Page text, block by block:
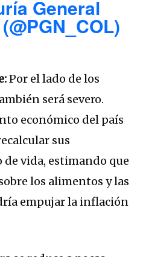
General
Por el lado de los
será severo.
económico del país
sus
de vida, estimando que
los alimentos y las
empujar la inflación